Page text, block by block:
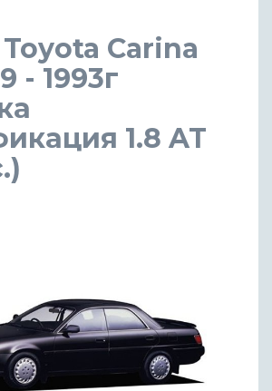
Carina
- 1993г
1.8 AT